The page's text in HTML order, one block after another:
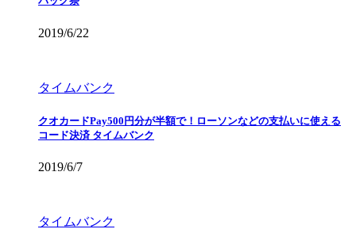
2019/6/22
タイムバンク
クオカードPay500円分が半額で！ローソンなどの支払いに使える
コード決済 タイムバンク
2019/6/7
タイムバンク